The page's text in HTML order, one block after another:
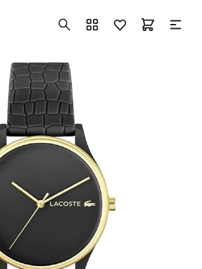
+7 ( 705 ) 181-42-50
info@vetervremeni.kz
Авторизация
Каталог